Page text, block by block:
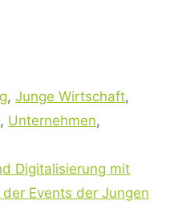
,Junge Wirtschaft,
, Unternehmen,
Digitalisierung mit
Events der Jungen